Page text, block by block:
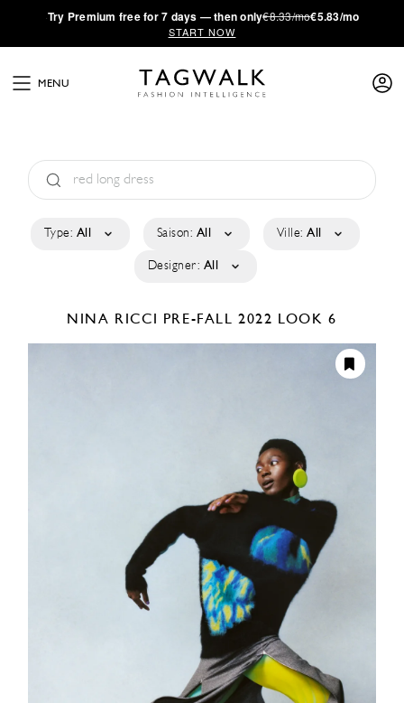
·Try Premium free for 7 days — then only€8.33/mo€5.83/mo
START NOW
MENU
Type: All Saison: All Ville: All
Designer: All
NINA RICCI PRE-FALL 2022 LOOK 6